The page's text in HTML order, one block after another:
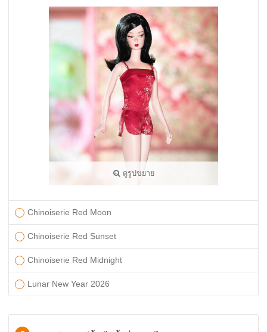
ดูรูปขยาย
Chinoiserie Red Moon
Chinoiserie Red Sunset
Chinoiserie Red Midnight
Lunar New Year 2026